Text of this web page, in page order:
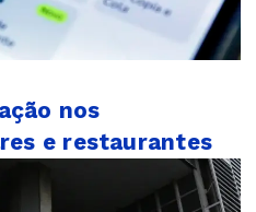
nos
e restaurantes